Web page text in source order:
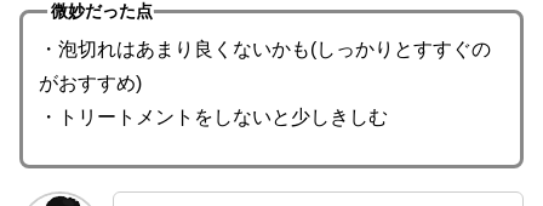
微妙だった点
・泡切れはあまり良くないかも(しっかりとすすぐの
がおすすめ)
・トリートメントをしないと少しきしむ